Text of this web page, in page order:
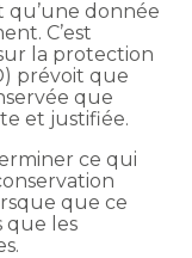
qu’une donnée
C’est
la protection
prévoit que
que
et justifiée.
ce qui
que ce
que les